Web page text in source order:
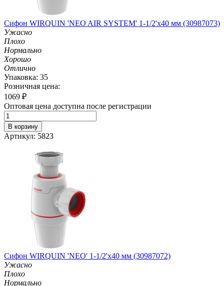
Сифон WIRQUIN 'NEO AIR SYSTEM' 1-1/2'х40 мм (30987073)
Ужасно
Плохо
Нормально
Хорошо
Отлично
Упаковка: 35
Розничная цена:
1069 ₽
Оптовая цена доступна после регистрации
В корзину
Артикул: 5823
Сифон WIRQUIN 'NEO' 1-1/2'х40 мм (30987072)
Ужасно
Плохо
Нормально